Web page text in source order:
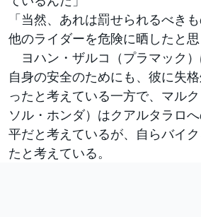
「当然、あれは罰せられるべき
他のライダーを危険に晒したと思
ヨハン・ザルコ（プラマック
自身の安全のためにも、彼に失
ったと考えている一方で、マル
ソル・ホンダ）はクアルタラロ
平だと考えているが、自らバイ
たと考えている。